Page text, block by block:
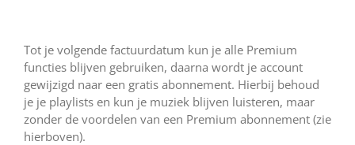
Tot je volgende factuurdatum kun je alle Premium
functies blijven gebruiken, daarna wordt je account
gewijzigd naar een gratis abonnement. Hierbij behoud
je je playlists en kun je muziek blijven luisteren, maar
zonder de voordelen van een Premium abonnement (zie
hierboven).